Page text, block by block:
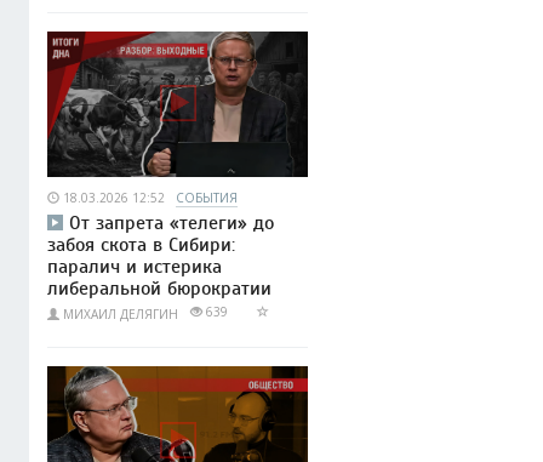
18.03.2026 12:52 СОБЫТИЯ
От запрета «телеги» до
забоя скота в Сибири:
паралич и истерика
либеральной бюрократии
МИХАИЛ ДЕЛЯГИН 639